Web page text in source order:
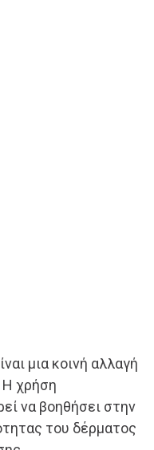
μια κοινή αλλαγή
Η χρήση
να βοηθήσει στην
του δέρματος